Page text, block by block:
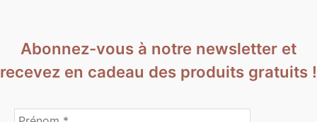
Abonnez-vous à notre newsletter et
recevez en cadeau des produits gratuits !